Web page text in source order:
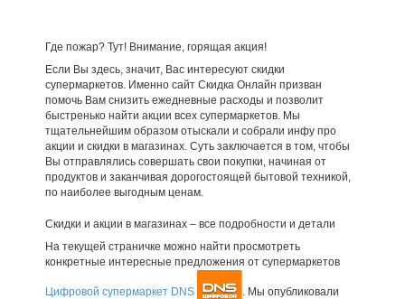
Где пожар? Тут! Внимание, горящая акция!
Если Вы здесь, значит, Вас интересуют скидки
супермаркетов. Именно сайт Скидка Онлайн призван
помочь Вам снизить ежедневные расходы и позволит
быстренько найти акции всех супермаркетов. Мы
тщательнейшим образом отыскали и собрали инфу про
акции и скидки в магазинах. Суть заключается в том, чтобы
Вы отправлялись совершать свои покупки, начиная от
продуктов и заканчивая дорогостоящей бытовой техникой,
по наиболее выгодным ценам.
Скидки и акции в магазинах – все подробности и детали
На текущей страничке можно найти просмотреть
конкретные интересные предложения от супермаркетов
Цифровой супермаркет DNS . Мы опубликовали